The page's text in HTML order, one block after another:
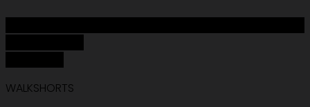
WALKSHORTS